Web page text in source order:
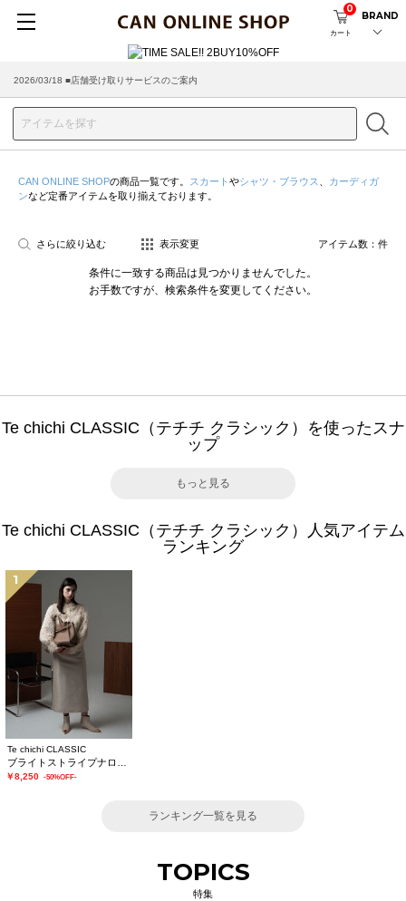
カート
0
BRAND
2026/03/18 ■店舗受け取りサービスのご案内
CAN ONLINE SHOPの商品一覧です。 スカート やシャツ・ブラウス
カーディガ
ンなど定番アイテムを取り揃えております。
さらに絞り込む 表示変更 アイテム数： 件
条件に一致する商品は見つかりませんでした。
お手数ですが、検索条件を変更してください。
Te chichi CLASSIC（テチチ クラシック）を使ったスナ
ップ
もっと見る
Te chichi CLASSIC（テチチ クラシック）人気アイテム
ランキング
1
Te chichi CLASSIC
￥8,250 -50%OFF-
ランキング一覧を見る
TOPICS
特集